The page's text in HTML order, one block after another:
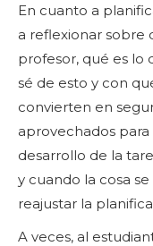
En cuanto a
a reflexionar sobre
profesor, qué es lo
sé de esto y con
convierten en
aprovechados
desarrollo de la
y cuando la cosa
reajustar la
A veces, al